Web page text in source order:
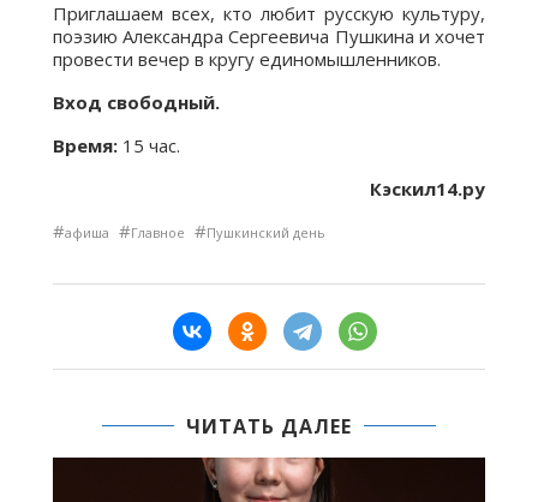
Приглашаем всех, кто любит русскую культуру,
поэзию Александра Сергеевича Пушкина и хочет
провести вечер в кругу единомышленников.
Вход свободный.
Время: 15 час.
Кэскил14.ру
#афиша #Главное #Пушкинский день
ЧИТАТЬ ДАЛЕЕ